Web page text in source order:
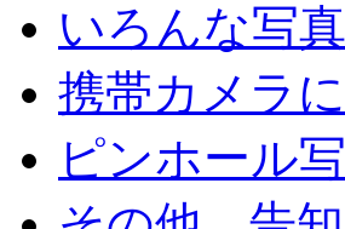
いろんな写真
携帯カメラ
ピンホール